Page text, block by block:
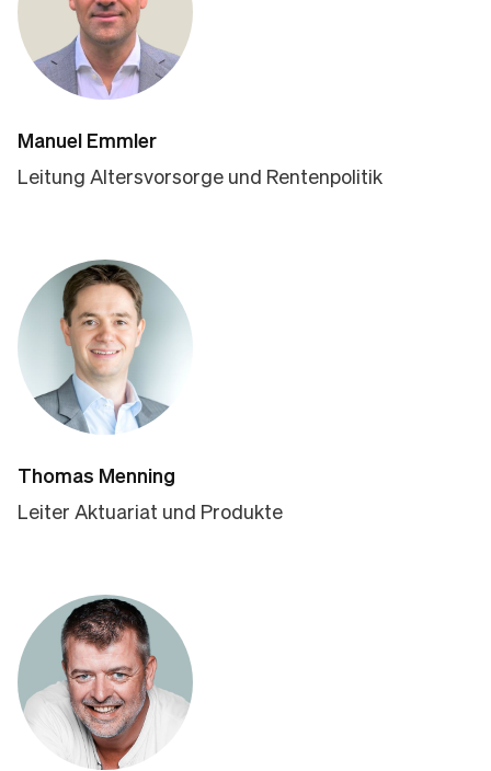
Manuel Emmler
Leitung Altersvorsorge und Rentenpolitik
Thomas Menning
Leiter Aktuariat und Produkte